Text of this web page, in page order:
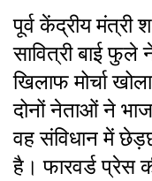
पूर्व केंद्रीय मंत्री
सावित्री बाई
खिलाफ मोर्चा
दोनों नेताओं ने
वह संविधान में
है। फारवर्ड प्रेस